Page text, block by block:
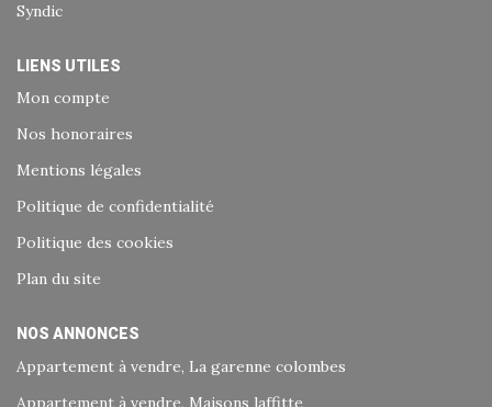
Syndic
LIENS UTILES
Mon compte
Nos honoraires
Mentions légales
Politique de confidentialité
Politique des cookies
Plan du site
NOS ANNONCES
Appartement à vendre, La garenne colombes
Appartement à vendre, Maisons laffitte